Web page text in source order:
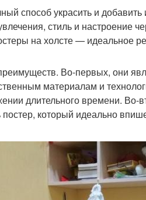
способ украсить и
стиль и настроение
на холсте — идеальное
Во-первых, они
материалам и
длительного времени.
который идеально